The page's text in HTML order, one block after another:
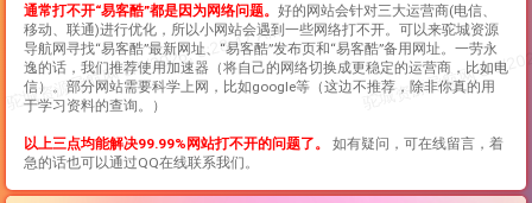
通常打不开“易客酷”都是因为网络问题。 好的网站会针对三大运营商(电信、
移动、联通)进行优化，所以小网站会遇到一些网络打不开。可以来驼城资源
导航网寻找“易客酷”最新网址、“易客酷”发布页和“易客酷”备用网址。一劳永
逸的话，我们推荐使用加速器（将自己的网络切换成更稳定的运营商，比如电
信）。部分网站需要科学上网，比如google等（这边不推荐，除非你真的用
于学习资料的查询。）
以上三点均能解决99.99%网站打不开的问题了。
如有疑问，可在线留言，着
急的话也可以通过QQ在线联系我们。